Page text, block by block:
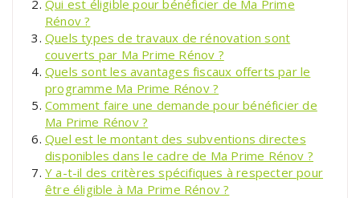
Qui est éligible pour bénéficier de Ma Prime
Rénov ?
Quels types de travaux de rénovation sont
couverts par Ma Prime Rénov ?
Quels sont les avantages fiscaux offerts par le
programme Ma Prime Rénov ?
Comment faire une demande pour bénéficier de
Ma Prime Rénov ?
Quel est le montant des subventions directes
disponibles dans le cadre de Ma Prime Rénov ?
Y a-t-il des critères spécifiques à respecter pour
être éligible à Ma Prime Rénov ?